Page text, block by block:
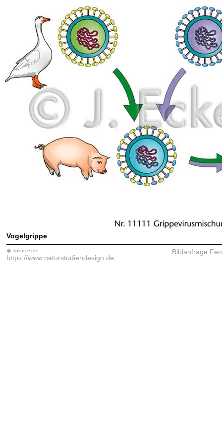
Vogelgrippe
� Julius Ecke
https://www.naturstudiendesign.de
Bildanfrage